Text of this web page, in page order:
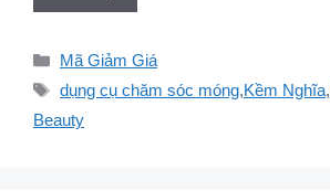
Danh
mục
Mã Giảm Giá
Thẻ
dụng cụ chăm sóc móng,Kềm Nghĩa,
Beauty